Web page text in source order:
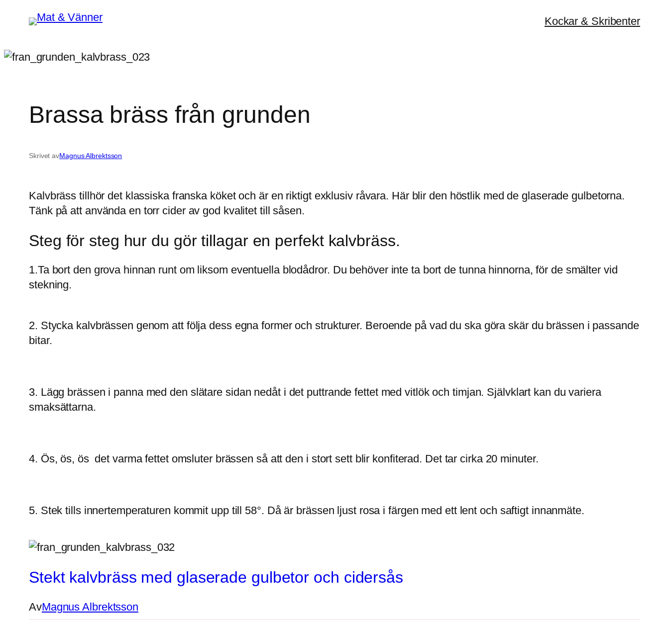
Kockar & Skribenter
Brassa bräss från grunden
Skrivet avMagnus Albrektsson
Kalvbräss tillhör det klassiska franska köket och är en riktigt exklusiv råvara. Här blir den höstlik med de glaserade gulbetorna.
Tänk på att använda en torr cider av god kvalitet till såsen.
Steg för steg hur du gör tillagar en perfekt kalvbräss.
1.Ta bort den grova hinnan runt om liksom eventuella blodådror. Du behöver inte ta bort de tunna hinnorna, för de smälter vid
stekning.
2. Stycka kalvbrässen genom att följa dess egna former och strukturer. Beroende på vad du ska göra skär du brässen i passande
bitar.
3. Lägg brässen i panna med den slätare sidan nedåt i det puttrande fettet med vitlök och timjan. Självklart kan du variera
smaksättarna.
4. Ös, ös, ös  det varma fettet omsluter brässen så att den i stort sett blir konfiterad. Det tar cirka 20 minuter.
5. Stek tills innertemperaturen kommit upp till 58°. Då är brässen ljust rosa i färgen med ett lent och saftigt innanmäte.
Stekt kalvbräss med glaserade gulbetor och cidersås
AvMagnus Albrektsson